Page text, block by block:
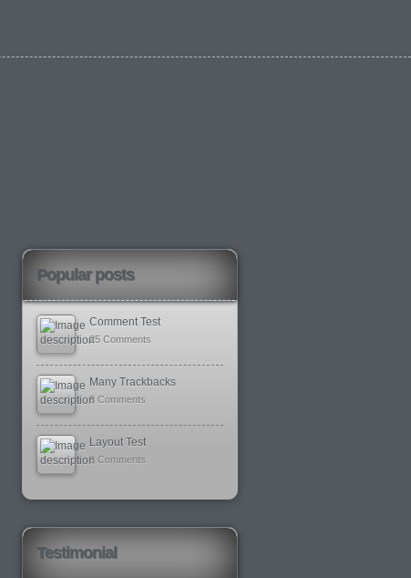
Popular posts
Comment Test
25 Comments
Many Trackbacks
8 Comments
Layout Test
8 Comments
Testimonial